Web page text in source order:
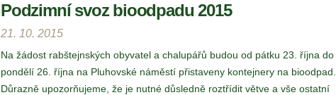
Podzimní svoz bioodpadu 2015
21. 10. 2015
Na žádost rabštejnských obyvatel a chalupářů budou od pátku 23. října do
pondělí 26. října na Pluhovské náměstí přistaveny kontejnery na bioodpad.
Důrazně upozorňujeme, že je nutné důsledně roztřídit větve a vše ostatní